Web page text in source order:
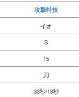
攻撃特技
イオ
S
15
刀
33秒/18秒